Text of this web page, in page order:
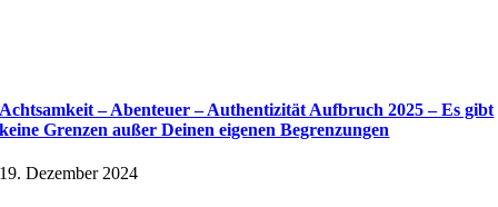
Achtsamkeit – Abenteuer – Authentizität Aufbruch 2025 – Es gibt
keine Grenzen außer Deinen eigenen Begrenzungen
19. Dezember 2024